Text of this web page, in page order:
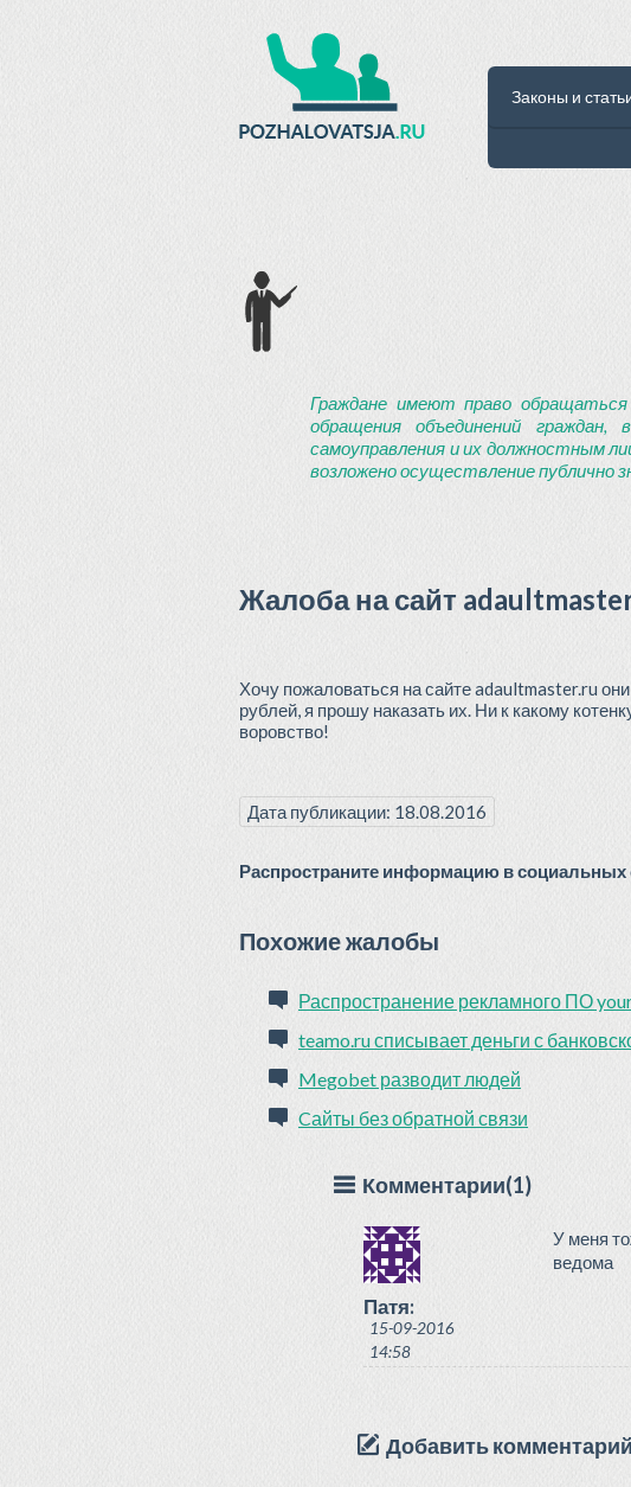
Законы и
Граждане имеют право
обращения объединений
самоуправления и их должностным
возложено осуществление публично
Жалоба на сайт
Хочу пожаловаться на сайте adaultmaster.ru
рублей, я прошу наказать их. Ни к какому
воровство!
Дата публикации: 18.08.2016
Распространите информацию в социальных
Похожие жалобы
Распространение рекламного ПО
teamo.ru списывает деньги с
Megobet разводит людей
Cайты без обратной связи
Комментарии(1)
Патя:
15-09-2016
14:58
У меня
ведома
Добавить комментарий